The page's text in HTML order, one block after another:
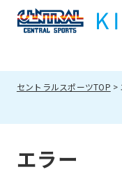
セントラルスポーツTOP
エラー